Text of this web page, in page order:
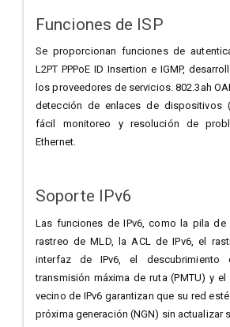
Funciones de ISP
Se proporcionan funciones de
L2PT PPPoE ID Insertion e IGMP,
los proveedores de servicios. 802.3ah
detección de enlaces de dispositivos
fácil monitoreo y resolución de
Ethernet.
Soporte IPv6
Las funciones de IPv6, como la pila de
rastreo de MLD, la ACL de IPv6, el
interfaz de IPv6, el
transmisión máxima de ruta (PMTU) y
vecino de IPv6 garantizan que su red
próxima generación (NGN) sin actualizar